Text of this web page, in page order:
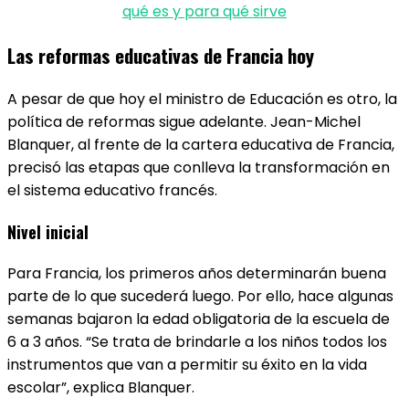
qué es y para qué sirve
Las reformas educativas de Francia hoy
A pesar de que hoy el ministro de Educación es otro, la
política de reformas sigue adelante. Jean-Michel
Blanquer, al frente de la cartera educativa de Francia,
precisó las etapas que conlleva la transformación en
el sistema educativo francés.
Nivel inicial
Para Francia, los primeros años determinarán buena
parte de lo que sucederá luego. Por ello, hace algunas
semanas bajaron la edad obligatoria de la escuela de
6 a 3 años. “Se trata de brindarle a los niños todos los
instrumentos que van a permitir su éxito en la vida
escolar”, explica Blanquer.